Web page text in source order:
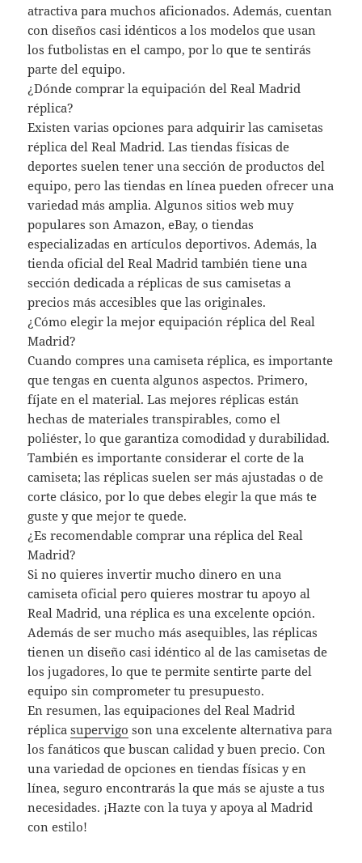
atractiva para muchos aficionados. Además, cuentan
con diseños casi idénticos a los modelos que usan
los futbolistas en el campo, por lo que te sentirás
parte del equipo.
¿Dónde comprar la equipación del Real Madrid
réplica?
Existen varias opciones para adquirir las camisetas
réplica del Real Madrid. Las tiendas físicas de
deportes suelen tener una sección de productos del
equipo, pero las tiendas en línea pueden ofrecer una
variedad más amplia. Algunos sitios web muy
populares son Amazon, eBay, o tiendas
especializadas en artículos deportivos. Además, la
tienda oficial del Real Madrid también tiene una
sección dedicada a réplicas de sus camisetas a
precios más accesibles que las originales.
¿Cómo elegir la mejor equipación réplica del Real
Madrid?
Cuando compres una camiseta réplica, es importante
que tengas en cuenta algunos aspectos. Primero,
fíjate en el material. Las mejores réplicas están
hechas de materiales transpirables, como el
poliéster, lo que garantiza comodidad y durabilidad.
También es importante considerar el corte de la
camiseta; las réplicas suelen ser más ajustadas o de
corte clásico, por lo que debes elegir la que más te
guste y que mejor te quede.
¿Es recomendable comprar una réplica del Real
Madrid?
Si no quieres invertir mucho dinero en una
camiseta oficial pero quieres mostrar tu apoyo al
Real Madrid, una réplica es una excelente opción.
Además de ser mucho más asequibles, las réplicas
tienen un diseño casi idéntico al de las camisetas de
los jugadores, lo que te permite sentirte parte del
equipo sin comprometer tu presupuesto.
En resumen, las equipaciones del Real Madrid
réplicasupervigo son una excelente alternativa para
los fanáticos que buscan calidad y buen precio. Con
una variedad de opciones en tiendas físicas y en
línea, seguro encontrarás la que más se ajuste a tus
necesidades. ¡Hazte con la tuya y apoya al Madrid
con estilo!